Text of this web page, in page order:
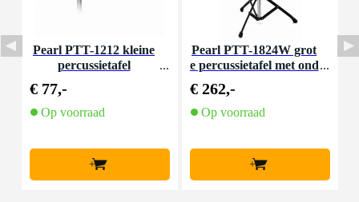
Pearl PTT-1212 kleine
percussietafel
€ 77,-
Op voorraad
+
Pearl PTT-1824W grot
e percussietafel met ond
€ 262,-
Op voorraad
+